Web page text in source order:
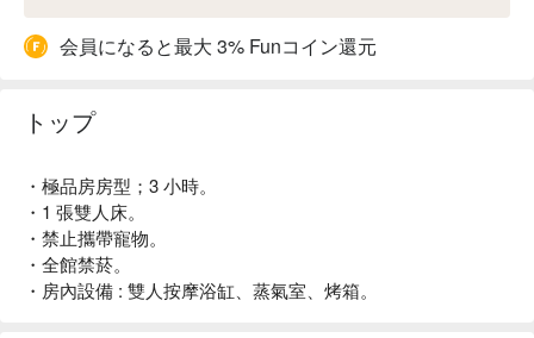
会員になると最大 3% Funコイン還元
トップ
・極品房房型；3 小時。
・1 張雙人床。
・禁止攜帶寵物。
・全館禁菸。
・房內設備 : 雙人按摩浴缸、蒸氣室、烤箱。